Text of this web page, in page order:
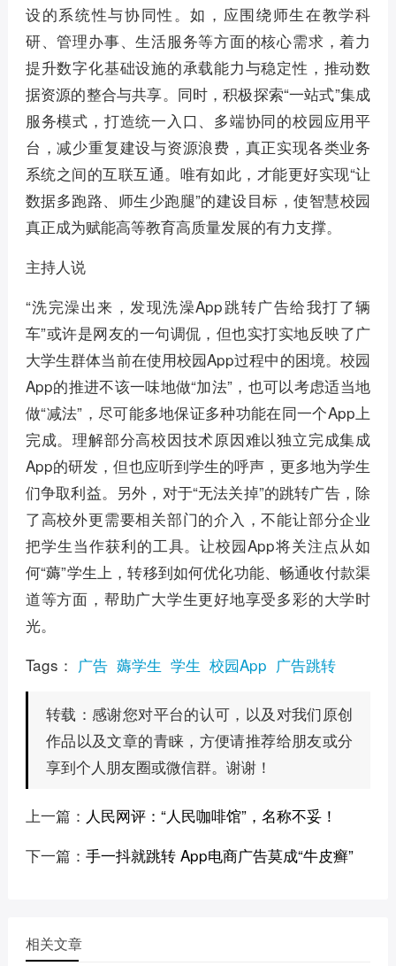
设的系统性与协同性。如，应围绕师生在教学科
研、管理办事、生活服务等方面的核心需求，着力
提升数字化基础设施的承载能力与稳定性，推动数
据资源的整合与共享。同时，积极探索“一站式”集成
服务模式，打造统一入口、多端协同的校园应用平
台，减少重复建设与资源浪费，真正实现各类业务
系统之间的互联互通。唯有如此，才能更好实现“让
数据多跑路、师生少跑腿”的建设目标，使智慧校园
真正成为赋能高等教育高质量发展的有力支撑。
主持人说
“洗完澡出来，发现洗澡App跳转广告给我打了辆
车”或许是网友的一句调侃，但也实打实地反映了广
大学生群体当前在使用校园App过程中的困境。校园
App的推进不该一味地做“加法”，也可以考虑适当地
做“减法”，尽可能多地保证多种功能在同一个App上
完成。理解部分高校因技术原因难以独立完成集成
App的研发，但也应听到学生的呼声，更多地为学生
们争取利益。另外，对于“无法关掉”的跳转广告，除
了高校外更需要相关部门的介入，不能让部分企业
把学生当作获利的工具。让校园App将关注点从如
何“薅”学生上，转移到如何优化功能、畅通收付款渠
道等方面，帮助广大学生更好地享受多彩的大学时
光。
Tags： 广告 薅学生 学生 校园App 广告跳转
转载： 感谢您对平台的认可，以及对我们原创
作品以及文章的青睐，方便请推荐给朋友或分
享到个人朋友圈或微信群。谢谢！
上一篇： 人民网评：“人民咖啡馆”，名称不妥！
下一篇： 手一抖就跳转 App电商广告莫成“牛皮癣”
相关文章